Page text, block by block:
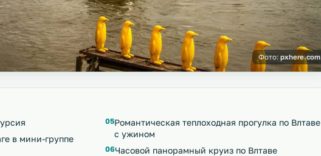
Фото: pxhere.com
в мини-группе
Романтическая теплоходная прогулка по Влтаве
с ужином
Часовой панорамный круиз по Влтаве